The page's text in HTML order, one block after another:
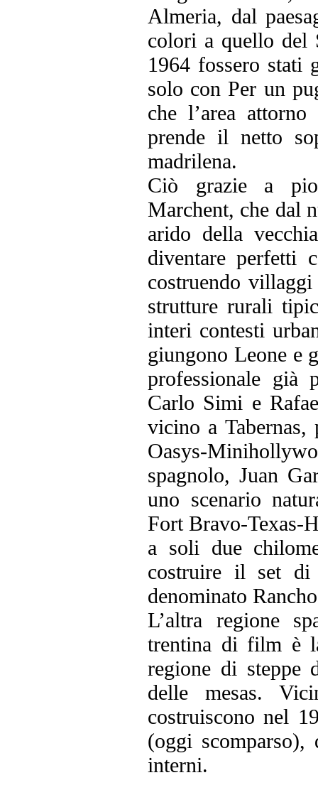
Almeria, dal
colori a quello del
1964 fossero stati
solo con Per un
che l’area
prende il netto
madrilena.
Ciò grazie a
Marchent, che dal
arido della
diventare perfetti
costruendo
strutture rurali
interi contesti
giungono Leone e
professionale già
Carlo Simi e
vicino a
Oasys-
spagnolo, Juan
uno scenario
Fort Bravo-Texas-
a soli due
costruire il set di
denominato
L’altra regione
trentina di film è
regione di
delle mesas.
costruiscono nel
(oggi
interni.